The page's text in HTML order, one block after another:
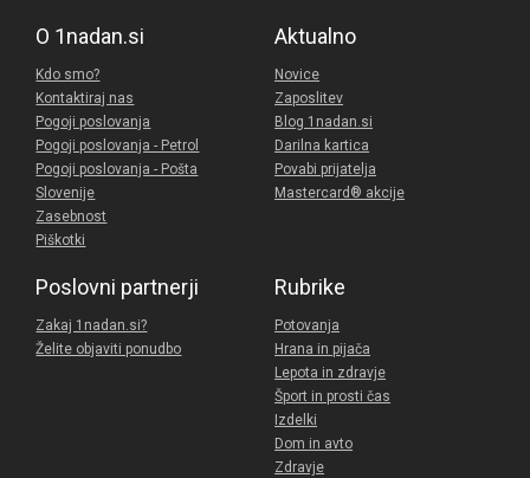
O 1nadan.si
Kdo smo?
Kontaktiraj nas
Pogoji poslovanja
Pogoji poslovanja - Petrol
Pogoji poslovanja - Pošta
Slovenije
Zasebnost
Piškotki
Aktualno
Novice
Zaposlitev
Blog 1nadan.si
Darilna kartica
Povabi prijatelja
Mastercard® akcije
Poslovni partnerji
Zakaj 1nadan.si?
Želite objaviti ponudbo
Rubrike
Potovanja
Hrana in pijača
Lepota in zdravje
Šport in prosti čas
Izdelki
Dom in avto
Zdravje